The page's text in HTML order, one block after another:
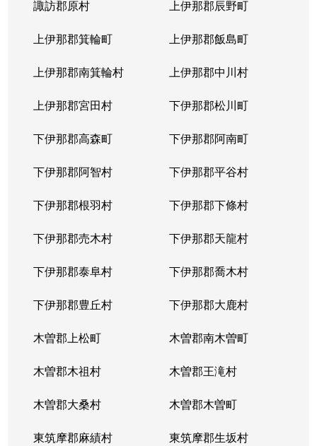
諏訪郡原村 上伊那郡辰野町
上伊那郡箕輪町 上伊那郡飯島町
上伊那郡南箕輪村 上伊那郡中川村
上伊那郡宮田村 下伊那郡松川町
下伊那郡高森町 下伊那郡阿南町
下伊那郡阿智村 下伊那郡平谷村
下伊那郡根羽村 下伊那郡下條村
下伊那郡売木村 下伊那郡天龍村
下伊那郡泰阜村 下伊那郡喬木村
下伊那郡豊丘村 下伊那郡大鹿村
木曽郡上松町 木曽郡南木曽町
木曽郡木祖村 木曽郡王滝村
木曽郡大桑村 木曽郡木曽町
東筑摩郡麻績村 東筑摩郡生坂村